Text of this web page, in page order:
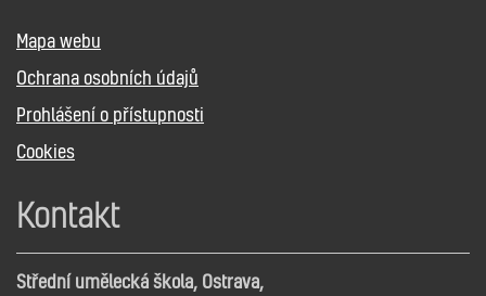
Mapa webu
Ochrana osobních údajů
Prohlášení o přístupnosti
Cookies
Kontakt
Střední umělecká škola, Ostrava,